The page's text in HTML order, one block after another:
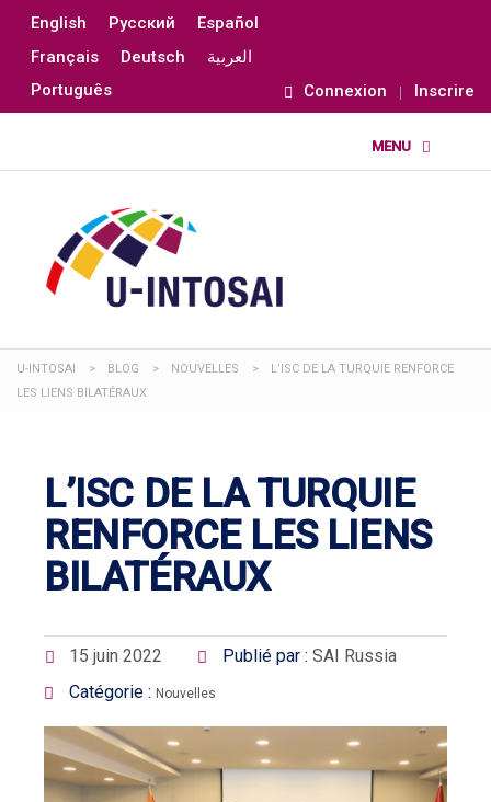
English Русский
Español
Français
Deutsch
العربية
Português
Connexion Inscrire
U-INTOSAI > BLOG > NOUVELLES >
L’ISC DE LA TURQUIE RENFORCE
LES LIENS BILATÉRAUX
L’ISC DE LA TURQUIE
RENFORCE LES LIENS
BILATÉRAUX
15 juin 2022 Publié par : SAI Russia
Catégorie : Nouvelles